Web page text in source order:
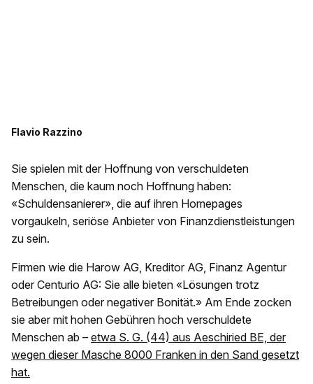
Flavio Razzino
Sie spielen mit der Hoffnung von verschuldeten
Menschen, die kaum noch Hoffnung haben:
«Schuldensanierer», die auf ihren Homepages
vorgaukeln, seriöse Anbieter von Finanzdienstleistungen
zu sein.
Firmen wie die Harow AG, Kreditor AG, Finanz Agentur
oder Centurio AG: Sie alle bieten «Lösungen trotz
Betreibungen oder negativer Bonität.» Am Ende zocken
sie aber mit hohen Gebühren hoch verschuldete
Menschen ab – etwa S. G. (44) aus Aeschiried BE, der
wegen dieser Masche 8000 Franken in den Sand gesetzt
hat.